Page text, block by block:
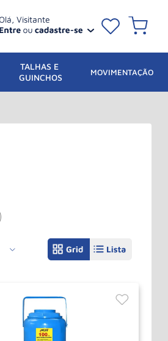
TALHAS E
GUINCHOS
MOVIMENTAÇÃO